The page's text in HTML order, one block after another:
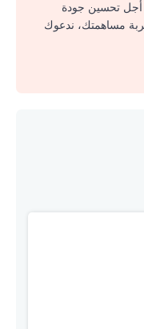
أجل تحسين جودة
مساهمتك، ندعوك